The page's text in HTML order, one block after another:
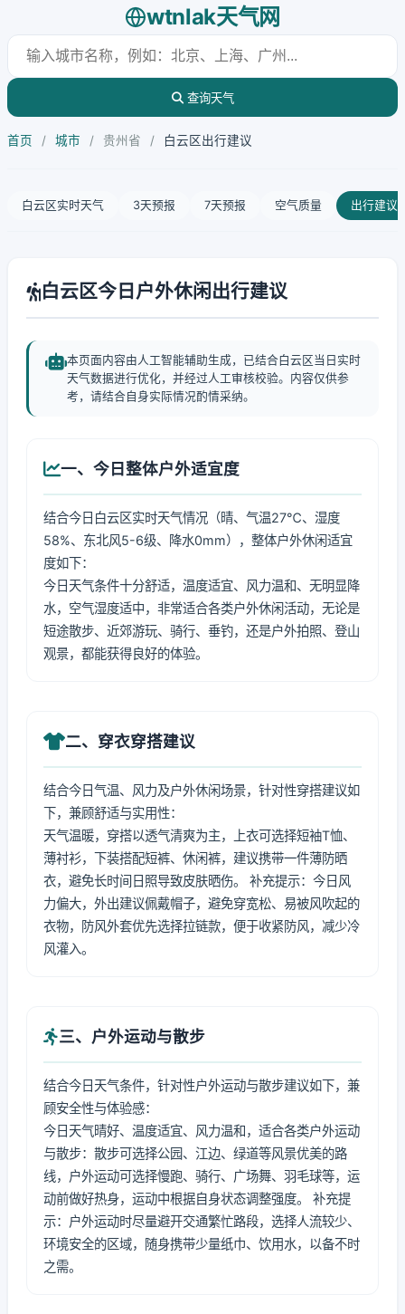
wtnlak天气网
查询天气
首页 / 城市 / 贵州省 / 白云区出行建议
白云区实时天气 3天预报 7天预报 空气质量 出行建议
白云区今日户外休闲出行建议
本页面内容由人工智能辅助生成，已结合白云区当日实时
天气数据进行优化，并经过人工审核校验。内容仅供参
考，请结合自身实际情况酌情采纳。
一、今日整体户外适宜度
结合今日白云区实时天气情况（晴、气温27℃、湿度
58%、东北风5-6级、降水0mm），整体户外休闲适宜
度如下：
今日天气条件十分舒适，温度适宜、风力温和、无明显降
水，空气湿度适中，非常适合各类户外休闲活动，无论是
短途散步、近郊游玩、骑行、垂钓，还是户外拍照、登山
观景，都能获得良好的体验。
二、穿衣穿搭建议
结合今日气温、风力及户外休闲场景，针对性穿搭建议如
下，兼顾舒适与实用性：
天气温暖，穿搭以透气清爽为主，上衣可选择短袖T恤、
薄衬衫，下装搭配短裤、休闲裤，建议携带一件薄防晒
衣，避免长时间日照导致皮肤晒伤。 补充提示：今日风
力偏大，外出建议佩戴帽子，避免穿宽松、易被风吹起的
衣物，防风外套优先选择拉链款，便于收紧防风，减少冷
风灌入。
三、户外运动与散步
结合今日天气条件，针对性户外运动与散步建议如下，兼
顾安全性与体验感：
今日天气晴好、温度适宜、风力温和，适合各类户外运动
与散步：散步可选择公园、江边、绿道等风景优美的路
线，户外运动可选择慢跑、骑行、广场舞、羽毛球等，运
动前做好热身，运动中根据自身状态调整强度。 补充提
示：户外运动时尽量避开交通繁忙路段，选择人流较少、
环境安全的区域，随身携带少量纸巾、饮用水，以备不时
之需。